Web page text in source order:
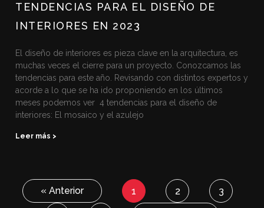
TENDENCIAS PARA EL DISEÑO DE
INTERIORES EN 2023
El diseño de interiores es pieza clave en la arquitectura, es
muchas veces el cierre para un proyecto. Conozcamos las
tendencias para este año. Revisando con distintos expertos y
acorde a lo que se ha ido proponiendo en los últimos
meses podemos ver 4 tendencias para el diseño de
interiores: El mosaico y el azulejo
Leer más >
« Anterior 1 2 3